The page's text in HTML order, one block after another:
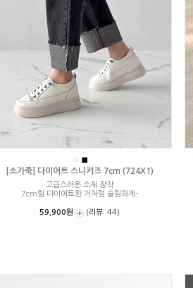
■
[소가죽] 다이어트 스니커즈 7cm (724X1)
고급스러운 소재 장착
7cm힐 다이어트한 거처럼 슬림하게-
59,900원 (리뷰: 44)